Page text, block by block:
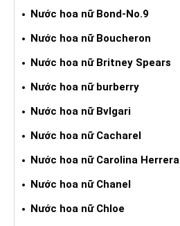
Nước hoa nữ Bond-No.9
Nước hoa nữ Boucheron
Nước hoa nữ Britney Spears
Nước hoa nữ burberry
Nước hoa nữ Bvlgari
Nước hoa nữ Cacharel
Nước hoa nữ Carolina Herrera
Nước hoa nữ Chanel
Nước hoa nữ Chloe